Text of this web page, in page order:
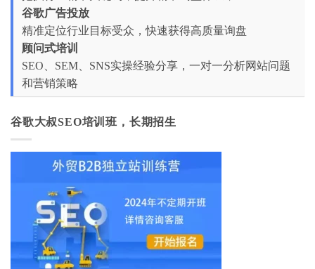
谷歌广告投放
精准定位行业目标受众，快速获得高质量询盘
顾问式培训
SEO、SEM、SNS实操经验分享，一对一分析网站问题
和营销策略
谷歌大叔SEO培训班，长期招生